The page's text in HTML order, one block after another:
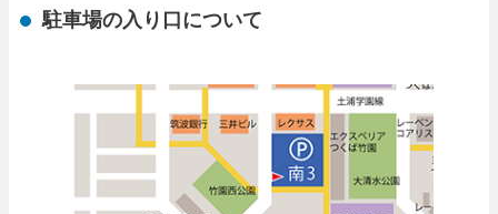
駐車場の入り口について